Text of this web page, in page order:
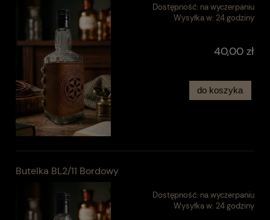
Dostępność: na wyczerpaniu
Wysyłka w: 24 godziny
40,00 zł
do koszyka
Butelka BL2/11 Bordowy
Dostępność: na wyczerpaniu
Wysyłka w: 24 godziny